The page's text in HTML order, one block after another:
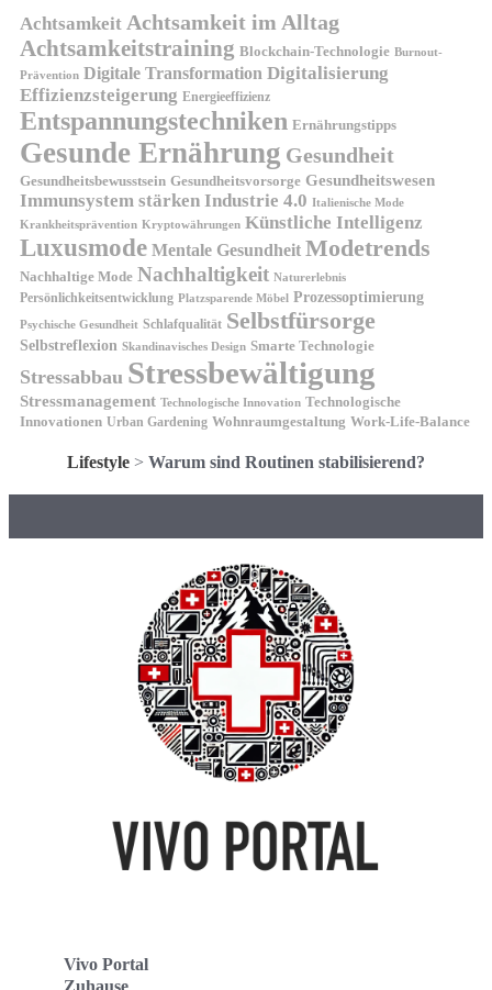
Achtsamkeit Achtsamkeit im Alltag
Achtsamkeitstraining Blockchain-Technologie Burnout-
Prävention Digitale Transformation Digitalisierung
Effizienzsteigerung Energieeffizienz
Entspannungstechniken Ernährungstipps
Gesunde Ernährung Gesundheit
Gesundheitsbewusstsein Gesundheitsvorsorge Gesundheitswesen
Immunsystem stärken Industrie 4.0 Italienische Mode
Krankheitsprävention Kryptowährungen Künstliche Intelligenz
Luxusmode Mentale Gesundheit Modetrends
Nachhaltige Mode Nachhaltigkeit Naturerlebnis
Persönlichkeitsentwicklung Platzsparende Möbel Prozessoptimierung
Psychische Gesundheit Schlafqualität Selbstfürsorge
Selbstreflexion Skandinavisches Design Smarte Technologie
Stressabbau Stressbewältigung
Stressmanagement Technologische Innovation Technologische
Innovationen Urban Gardening Wohnraumgestaltung Work-Life-Balance
Lifestyle > Warum sind Routinen stabilisierend?
Vivo Portal